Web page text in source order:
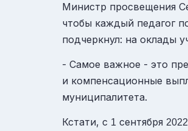
Министр просвещения
чтобы каждый педагог
подчеркнул: на оклады
- Самое важное - это
и компенсационные
муниципалитета.
Кстати, с 1 сентября 2022